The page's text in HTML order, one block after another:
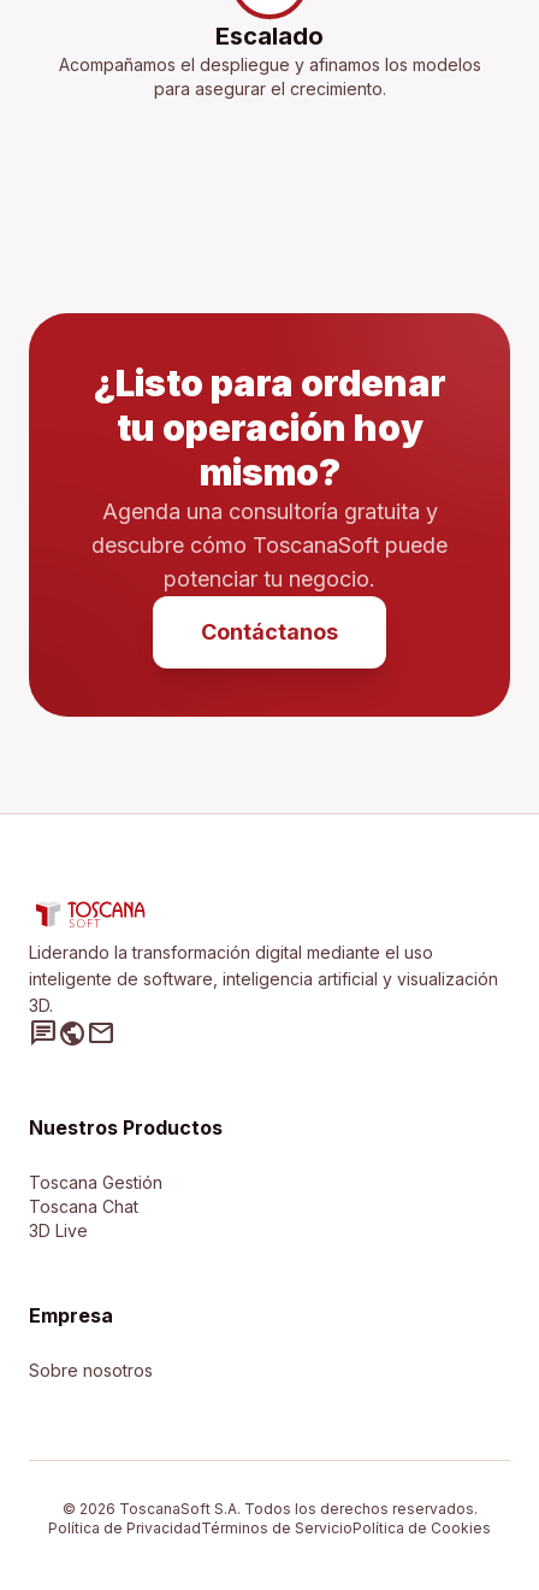
Escalado
Acompañamos el despliegue y afinamos los modelos
para asegurar el crecimiento.
¿Listo para ordenar
tu operación hoy
mismo?
Agenda una consultoría gratuita y
descubre cómo ToscanaSoft puede
potenciar tu negocio.
Contáctanos
Liderando la transformación digital mediante el uso
inteligente de software, inteligencia artificial y visualización
3D.
chatpublicmail
Nuestros Productos
Toscana Gestión
Toscana Chat
3D Live
Empresa
Sobre nosotros
© 2026 ToscanaSoft S.A. Todos los derechos reservados.
Política de PrivacidadTérminos de ServicioPolítica de Cookies